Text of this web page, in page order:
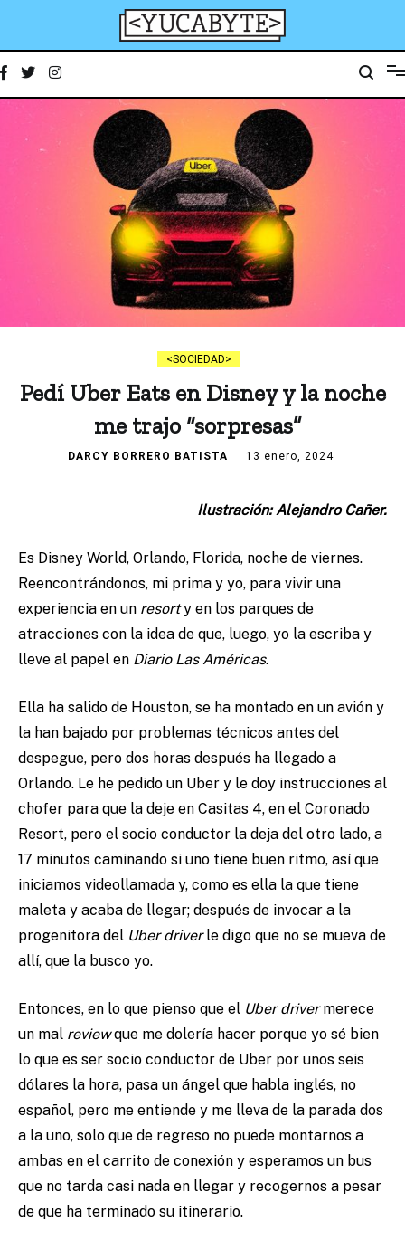
YucaByte
SOCIEDAD
Pedí Uber Eats en Disney y la noche
me trajo “sorpresas”
DARCY BORRERO BATISTA 13 enero, 2024
Ilustración: Alejandro Cañer.
Es Disney World, Orlando, Florida, noche de viernes.
Reencontrándonos, mi prima y yo, para vivir una
experiencia en un resorty en los parques de
atracciones con la idea de que, luego, yo la escriba y
lleve al papel en Diario Las Américas.
Ella ha salido de Houston, se ha montado en un avión y
la han bajado por problemas técnicos antes del
despegue, pero dos horas después ha llegado a
Orlando. Le he pedido un Uber y le doy instrucciones al
chofer para que la deje en Casitas 4, en el Coronado
Resort, pero el socio conductor la deja del otro lado, a
17 minutos caminando si uno tiene buen ritmo, así que
iniciamos videollamada y, como es ella la que tiene
maleta y acaba de llegar; después de invocar a la
progenitora del Uber driverle digo que no se mueva de
allí, que la busco yo.
Entonces, en lo que pienso que el Uber drivermerece
un mal reviewque me dolería hacer porque yo sé bien
lo que es ser socio conductor de Uber por unos seis
dólares la hora, pasa un ángel que habla inglés, no
español, pero me entiende y me lleva de la parada dos
a la uno, solo que de regreso no puede montarnos a
ambas en el carrito de conexión y esperamos un bus
que no tarda casi nada en llegar y recogernos a pesar
de que ha terminado su itinerario.